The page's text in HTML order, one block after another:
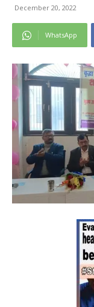
December 20, 2022
WhatsApp